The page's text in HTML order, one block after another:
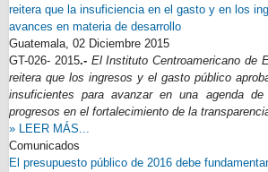
reitera que la insuficiencia en el gasto y en los
avances en materia de desarrollo
Guatemala, 02 Diciembre 2015
GT-026- 2015.- El Instituto Centroamericano de
reitera que los ingresos y el gasto público
insuficientes para avanzar en una agenda
progresos en el fortalecimiento de la
» LEER MÁS...
Comunicados
El presupuesto público de 2016 debe